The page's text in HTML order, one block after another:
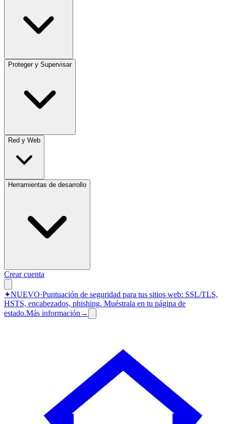
Proteger y Supervisar
Red y Web
Herramientas de desarrollo
Crear cuenta
✦NUEVO·Puntuación de seguridad para tus sitios web: SSL/TLS,
HSTS, encabezados, phishing. Muéstrala en tu página de
estado.Más información →